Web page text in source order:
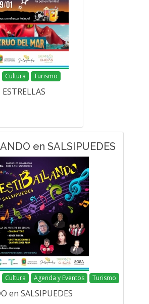
Cultura Turismo
en SALSIPUEDES
Cultura Agenda y Eventos Turismo
en SALSIPUEDES